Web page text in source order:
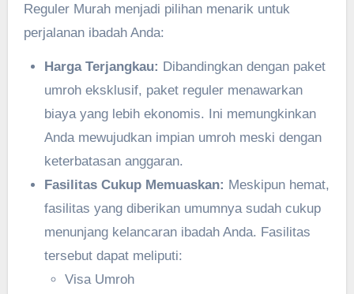
Reguler Murah menjadi pilihan menarik untuk
perjalanan ibadah Anda:
Harga Terjangkau: Dibandingkan dengan paket
umroh eksklusif, paket reguler menawarkan
biaya yang lebih ekonomis. Ini memungkinkan
Anda mewujudkan impian umroh meski dengan
keterbatasan anggaran.
Fasilitas Cukup Memuaskan: Meskipun hemat,
fasilitas yang diberikan umumnya sudah cukup
menunjang kelancaran ibadah Anda. Fasilitas
tersebut dapat meliputi:
Visa Umroh